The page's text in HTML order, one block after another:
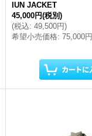
IUN JACKET
45,000円(税別)
(税込: 49,500円)
希望小売価格: 75,000円